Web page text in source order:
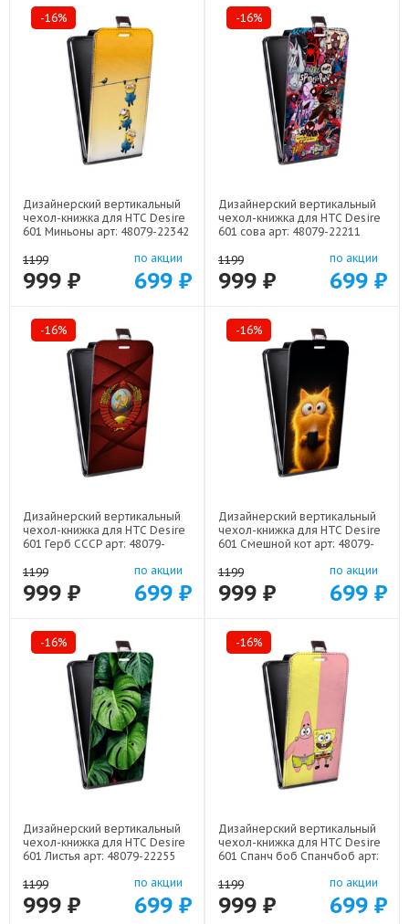
-16%
Дизайнерский вертикальный
чехол-книжка для HTC Desire
601 Миньоны арт: 48079-22342
1199
999 ₽
по акции
699 ₽
-16%
Дизайнерский вертикальный
чехол-книжка для HTC Desire
601 сова арт: 48079-22211
1199
999 ₽
по акции
699 ₽
-16%
Дизайнерский вертикальный
чехол-книжка для HTC Desire
601 Герб СССР арт: 48079-
1199
999 ₽
по акции
699 ₽
-16%
Дизайнерский вертикальный
чехол-книжка для HTC Desire
601 Смешной кот арт: 48079-
1199
999 ₽
по акции
699 ₽
-16%
Дизайнерский вертикальный
чехол-книжка для HTC Desire
601 Листья арт: 48079-22255
1199
999 ₽
по акции
699 ₽
-16%
Дизайнерский вертикальный
чехол-книжка для HTC Desire
601 Спанч боб Спанчбоб арт:
1199
999 ₽
по акции
699 ₽